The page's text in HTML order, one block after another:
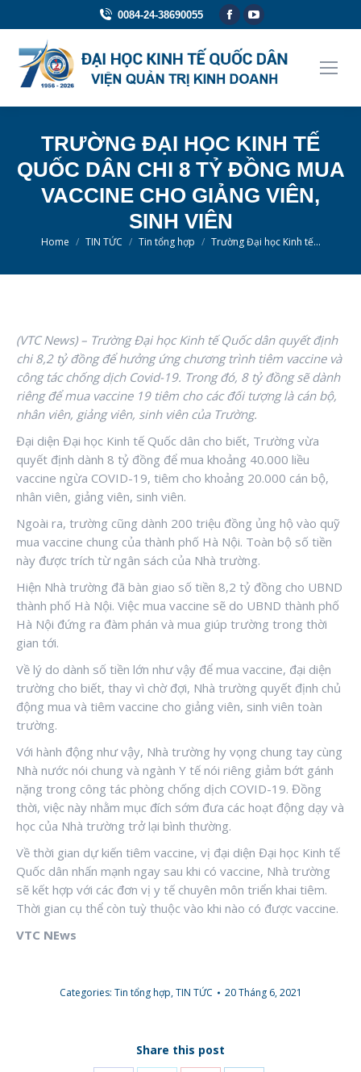
0084-24-38690055
Facebook
opens
in
YouTube
opens
in
TRƯỜNG ĐẠI HỌC KINH TẾ
QUỐC DÂN CHI 8 TỶ ĐỒNG MUA
VACCINE CHO GIẢNG VIÊN,
SINH VIÊN
You are here:
Home TIN TỨC Tin tổng hợp Trường Đại học Kinh tế…
(VTC News) – Trường Đại học Kinh tế Quốc dân quyết định
chi 8,2 tỷ đồng để hưởng ứng chương trình tiêm vaccine và
công tác chống dịch Covid-19. Trong đó, 8 tỷ đồng sẽ dành
riêng để mua vaccine 19 tiêm cho các đối tượng là cán bộ,
nhân viên, giảng viên, sinh viên của Trường.
Đại diện Đại học Kinh tế Quốc dân cho biết, Trường vừa
quyết định dành 8 tỷ đồng để mua khoảng 40.000 liều
vaccine ngừa COVID-19, tiêm cho khoảng 20.000 cán bộ,
nhân viên, giảng viên, sinh viên.
Ngoài ra, trường cũng dành 200 triệu đồng ủng hộ vào quỹ
mua vaccine chung của thành phố Hà Nội. Toàn bộ số tiền
này được trích từ ngân sách của Nhà trường.
Hiện Nhà trường đã bàn giao số tiền 8,2 tỷ đồng cho UBND
thành phố Hà Nội. Việc mua vaccine sẽ do UBND thành phố
Hà Nội đứng ra đàm phán và mua giúp trường trong thời
gian tới.
Về lý do dành số tiền lớn như vậy để mua vaccine, đại diện
trường cho biết, thay vì chờ đợi, Nhà trường quyết định chủ
động mua và tiêm vaccine cho giảng viên, sinh viên toàn
trường.
Với hành động như vậy, Nhà trường hy vọng chung tay cùng
Nhà nước nói chung và ngành Y tế nói riêng giảm bớt gánh
nặng trong công tác phòng chống dịch COVID-19. Đồng
thời, việc này nhằm mục đích sớm đưa các hoạt động dạy và
học của Nhà trường trở lại bình thường.
Về thời gian dự kiến tiêm vaccine, vị đại diện Đại học Kinh tế
Quốc dân nhấn mạnh ngay sau khi có vaccine, Nhà trường
sẽ kết hợp với các đơn vị y tế chuyên môn triển khai tiêm.
Thời gian cụ thể còn tuỳ thuộc vào khi nào có được vaccine.
VTC NEws
Categories: Tin tổng hợp,TIN TỨC 20 Tháng 6, 2021
Share this post